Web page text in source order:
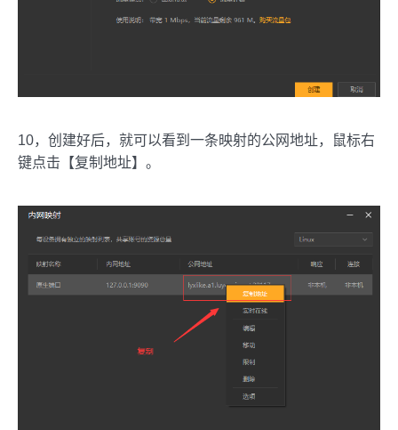
10，创建好后，就可以看到一条映射的公网地址，鼠标右
键点击【复制地址】。